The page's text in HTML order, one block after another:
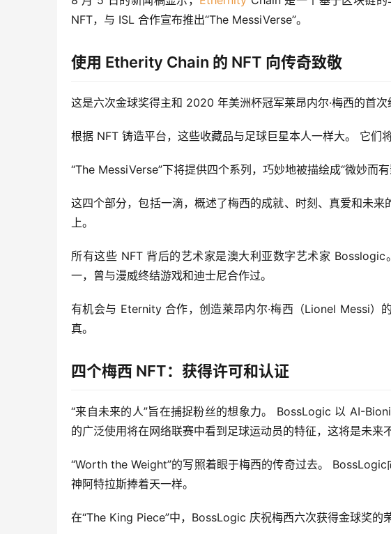
NFT，与 ISL 合作宣布推出“The MessiVerse”。
使用 Etherity Chain 的 NFT 向传奇致敬
这是六次金球奖得主和 2020 年美洲杯冠军莱昂内尔·梅西的首次
根据 NFT 铸造平台，这些收藏品与足球巨星本人一样大。 它们
“The MessiVerse”下将提供四个系列，巧妙地被描绘成“微妙而有
这四个部分，包括一滴，概述了梅西的成就、时刻、真爱和未
上。
所有这些 NFT 背后的艺术家是澳大利亚数字艺术家
一，曾与漫威终结游戏和迪士尼合作过。
有机会与 Eternity 合作，创造莱昂内尔·梅西（Lionel Messi
真。
四个梅西 NFT：获得许可和认证
“来自未来的人”旨在捕捉粉丝的想象力。 BossLogic 以 AI-
的广泛使用将在网络联赛中看到足球运动员的特征，这将是未来
“Worth the Weight”的写照着眼于梅西的传奇过去。
神阿特拉斯捧着天一样。
在“The King Piece”中，BossLogic 庆祝梅西六次获得金球奖的荣